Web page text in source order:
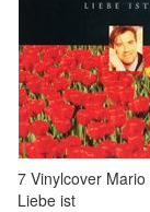
7 Vinylcover
Liebe ist